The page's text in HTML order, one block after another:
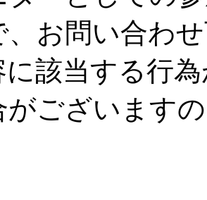
お問い合わせ
に該当する行
がございます